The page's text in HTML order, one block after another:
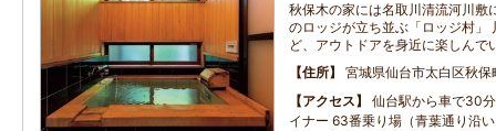
秋保木の家には名取川清流河川敷
のロッジが立ち並ぶ「ロッジ村」
ど、アウトドアを身近に楽しんで
住所
宮城県仙台市太白区秋保
アクセス
仙台駅から車で30
イナー 63番乗り場（青葉通り沿